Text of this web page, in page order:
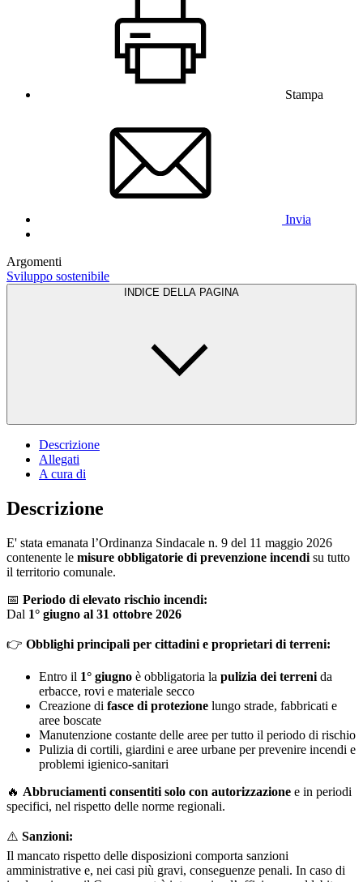
Stampa
Invia
Argomenti
Sviluppo sostenibile
INDICE DELLA PAGINA
Descrizione
Allegati
A cura di
Descrizione
E' stata emanata l’Ordinanza Sindacale n. 9 del 11 maggio 2026
contenente le misure obbligatorie di prevenzione incendi su tutto
il territorio comunale.
📅 Periodo di elevato rischio incendi:
Dal 1° giugno al 31 ottobre 2026
👉 Obblighi principali per cittadini e proprietari di terreni:
Entro il 1° giugno è obbligatoria la pulizia dei terreni da
erbacce, rovi e materiale secco
Creazione di fasce di protezione lungo strade, fabbricati e
aree boscate
Manutenzione costante delle aree per tutto il periodo di rischio
Pulizia di cortili, giardini e aree urbane per prevenire incendi e
problemi igienico-sanitari
🔥 Abbruciamenti consentiti solo con autorizzazione e in periodi
specifici, nel rispetto delle norme regionali.
⚠️ Sanzioni:
Il mancato rispetto delle disposizioni comporta sanzioni
amministrative e, nei casi più gravi, conseguenze penali. In caso di